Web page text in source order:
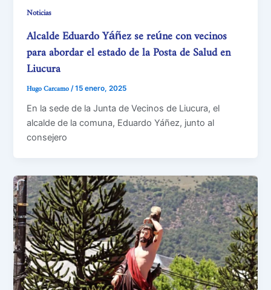
Noticias
Alcalde Eduardo Yáñez se reúne con vecinos
para abordar el estado de la Posta de Salud en
Liucura
Hugo Carcamo/15 enero, 2025
En la sede de la Junta de Vecinos de Liucura, el
alcalde de la comuna, Eduardo Yáñez, junto al
consejero